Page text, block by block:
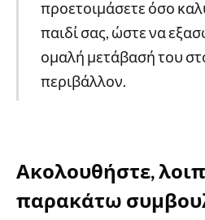
προετοιμάσετε όσο
παιδί σας, ώστε να
ομαλή μετάβασή του
περιβάλλον.
Ακολουθήστε,
παρακάτω